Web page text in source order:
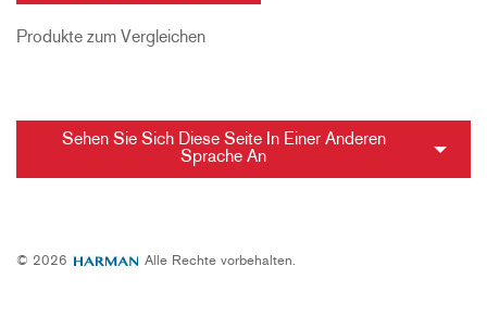
Produkte zum Vergleichen
Sehen Sie Sich Diese Seite In Einer Anderen
Sprache An
© 2026 Alle Rechte vorbehalten.